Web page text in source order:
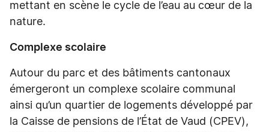
mettant en scène le cycle de l’eau au cœur de la
nature.
Complexe scolaire
Autour du parc et des bâtiments cantonaux
émergeront un complexe scolaire communal
ainsi qu’un quartier de logements développé par
la Caisse de pensions de l’État de Vaud (CPEV),